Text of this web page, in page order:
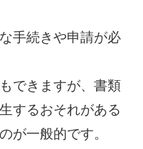
手続きや申請が必
できますが、書類
するおそれがある
が一般的です。